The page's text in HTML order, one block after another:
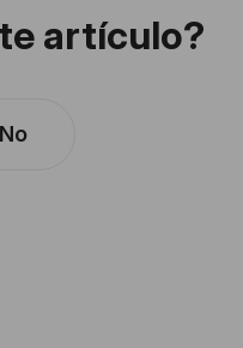
artículo?
No